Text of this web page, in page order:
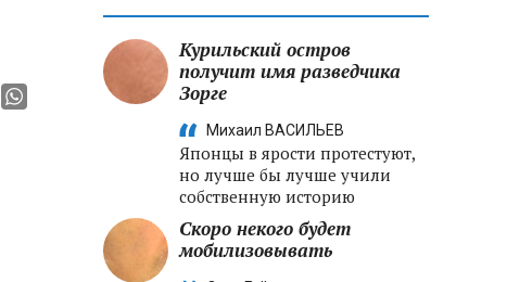
Курильский остров
получит имя разведчика
Зорге
Михаил ВАСИЛЬЕВ
Японцы в ярости протестуют,
но лучше бы лучше учили
собственную историю
Скоро некого будет
мобилизовывать